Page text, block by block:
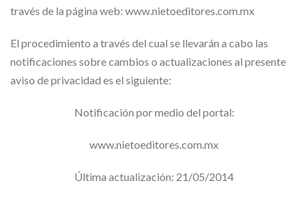
través de la página web: www.nietoeditores.com.mx
El procedimiento a través del cual se llevarán a cabo las
notificaciones sobre cambios o actualizaciones al presente
aviso de privacidad es el siguiente:
Notificación por medio del portal:
www.nietoeditores.com.mx
Última actualización: 21/05/2014